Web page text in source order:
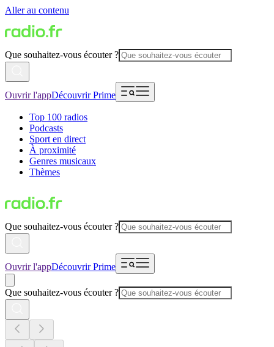
Aller au contenu
Que souhaitez-vous écouter ?
Ouvrir l'appDécouvrir Prime
Top 100 radios
Podcasts
Sport en direct
À proximité
Genres musicaux
Thèmes
Que souhaitez-vous écouter ?
Ouvrir l'appDécouvrir Prime
Que souhaitez-vous écouter ?